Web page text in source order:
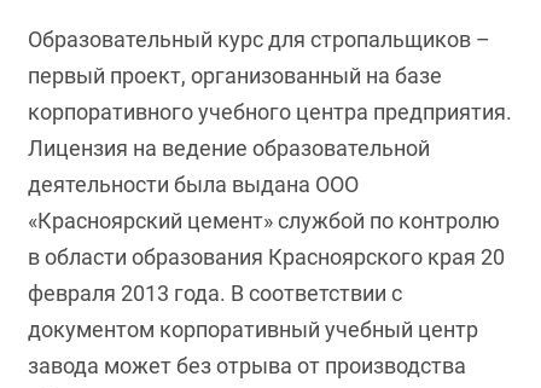
Образовательный курс для стропальщиков –
первый проект, организованный на базе
корпоративного учебного центра предприятия.
Лицензия на ведение образовательной
деятельности была выдана ООО
«Красноярский цемент» службой по контролю
в области образования Красноярского края 20
февраля 2013 года. В соответствии с
документом корпоративный учебный центр
завода может без отрыва от производства